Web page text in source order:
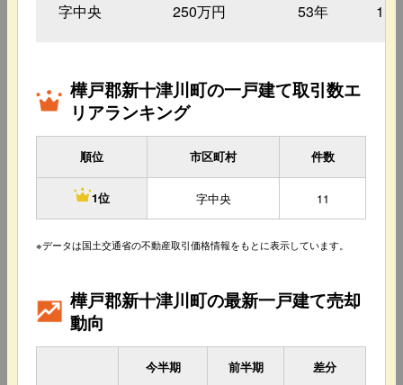
字中央 250万円 53年
樺戸郡新十津川町の一戸建て取引数エ
リアランキング
順位 市区町村 件数
1位 字中央 11
※データは国土交通省の不動産取引価格情報をもとに表示しています。
樺戸郡新十津川町の最新一戸建て売却
動向
今半期 前半期 差分